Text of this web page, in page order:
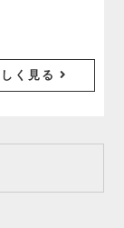
く見る